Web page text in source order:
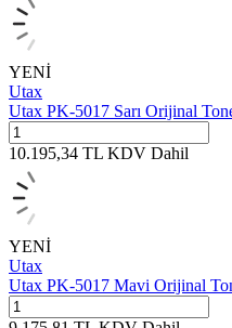
YENİ
Utax
Utax PK-5017 Sarı Orijinal
10.195,34 TL KDV Dahil
YENİ
Utax
Utax PK-5017 Mavi Orijinal